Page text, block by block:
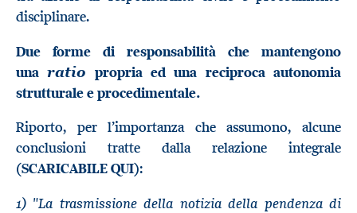
disciplinare.
Due forme di responsabilità che mantengono
una ratio propria ed una reciproca autonomia
strutturale e procedimentale.
Riporto, per l’importanza che assumono, alcune
conclusioni tratte dalla relazione integrale
(SCARICABILE QUI):
1) "La trasmissione della notizia della pendenza di